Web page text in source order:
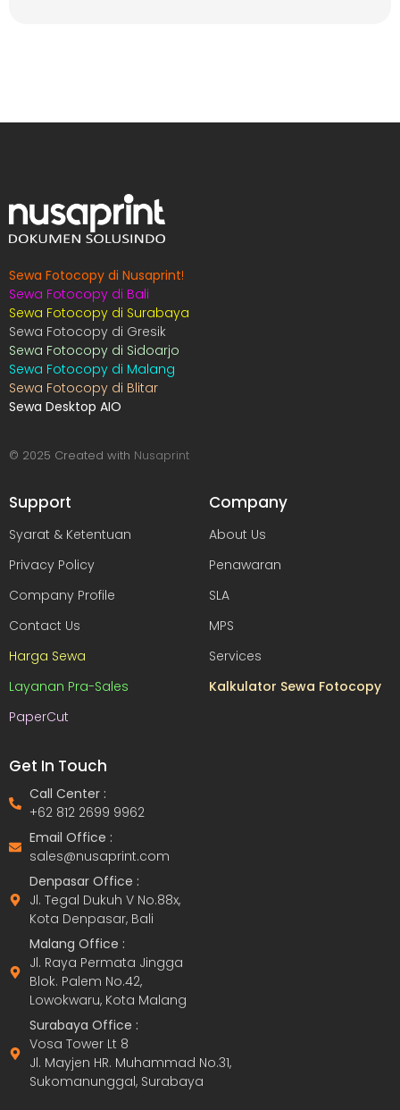
Sewa Fotocopy di Nusaprint!
Sewa Fotocopy di Bali
Sewa Fotocopy di Surabaya
Sewa Fotocopy di Gresik
Sewa Fotocopy di Sidoarjo
Sewa Fotocopy di Malang
Sewa Fotocopy di Blitar
Sewa Desktop AIO
© 2025 Created with Nusaprint
Support
Syarat & Ketentuan
Privacy Policy
Company Profile
Contact Us
Harga Sewa
Layanan Pra-Sales
PaperCut
Company
About Us
Penawaran
SLA
MPS
Services
Kalkulator Sewa Fotocopy
Get In Touch
Call Center :
+62 812 2699 9962
Email Office :
sales@nusaprint.com
Denpasar Office :
Jl. Tegal Dukuh V No.88x,
Kota Denpasar, Bali
Malang Office :
Jl. Raya Permata Jingga
Blok. Palem No.42,
Lowokwaru, Kota Malang
Surabaya Office :
Vosa Tower Lt 8
Jl. Mayjen HR. Muhammad No.31,
Sukomanunggal, Surabaya